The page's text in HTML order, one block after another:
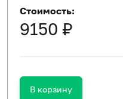
Стоимость:
9150 ₽
В корзину